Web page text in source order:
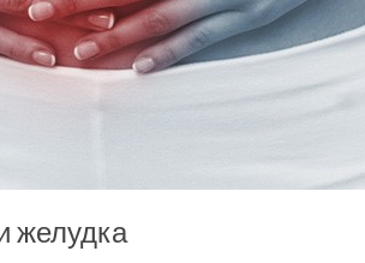
желудка